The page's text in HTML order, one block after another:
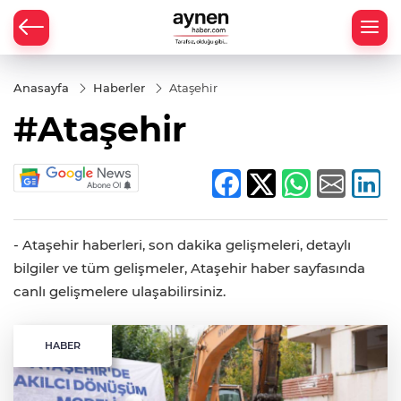
Anasayfa Haberler Ataşehir
#Ataşehir
- Ataşehir haberleri, son dakika gelişmeleri, detaylı
bilgiler ve tüm gelişmeler, Ataşehir haber sayfasında
canlı gelişmelere ulaşabilirsiniz.
HABER